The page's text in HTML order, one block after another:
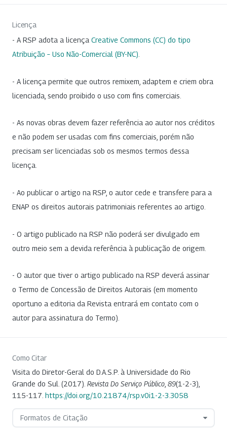
Licença
- A RSP adota a licença Creative Commons (CC) do tipo
Atribuição – Uso Não-Comercial (BY-NC)
- A licença permite que outros remixem, adaptem e criem obra
licenciada, sendo proibido o uso com fins comerciais.
- As novas obras devem fazer referência ao autor nos créditos
e não podem ser usadas com fins comerciais, porém não
precisam ser licenciadas sob os mesmos termos dessa
licença.
- Ao publicar o artigo na RSP, o autor cede e transfere para a
ENAP os direitos autorais patrimoniais referentes ao artigo.
- O artigo publicado na RSP não poderá ser divulgado em
outro meio sem a devida referência à publicação de origem.
- O autor que tiver o artigo publicado na RSP deverá assinar
o Termo de Concessão de Direitos Autorais (em momento
oportuno a editoria da Revista entrará em contato com o
autor para assinatura do Termo).
Como Citar
Visita do Diretor-Geral do D.A.S.P. à Universidade do Rio
Grande do Sul. (2017). Revista Do Serviço Público 89(1-2-3),
115-117. https://doi.org/10.21874/rsp.v0i1-2-3.3058
Formatos de Citação